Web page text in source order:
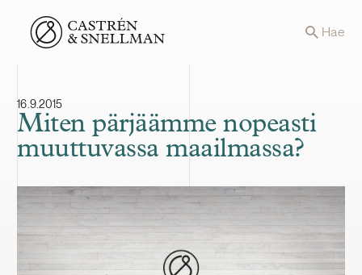
Front page Hae
16.9.2015
Miten pärjäämme nopeasti
muuttuvassa maailmassa?